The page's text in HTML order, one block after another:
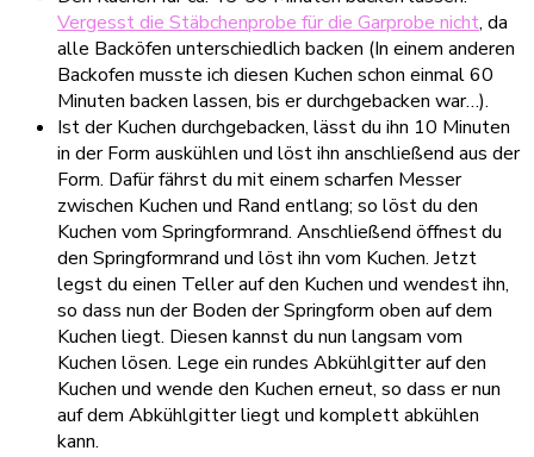
Vergesst die Stäbchenprobe für die Garprobe nicht, da
alle Backöfen unterschiedlich backen (In einem anderen
Backofen musste ich diesen Kuchen schon einmal 60
Minuten backen lassen, bis er durchgebacken war…).
Ist der Kuchen durchgebacken, lässt du ihn 10 Minuten
in der Form auskühlen und löst ihn anschließend aus der
Form. Dafür fährst du mit einem scharfen Messer
zwischen Kuchen und Rand entlang; so löst du den
Kuchen vom Springformrand. Anschließend öffnest du
den Springformrand und löst ihn vom Kuchen. Jetzt
legst du einen Teller auf den Kuchen und wendest ihn,
so dass nun der Boden der Springform oben auf dem
Kuchen liegt. Diesen kannst du nun langsam vom
Kuchen lösen. Lege ein rundes Abkühlgitter auf den
Kuchen und wende den Kuchen erneut, so dass er nun
auf dem Abkühlgitter liegt und komplett abkühlen
kann.